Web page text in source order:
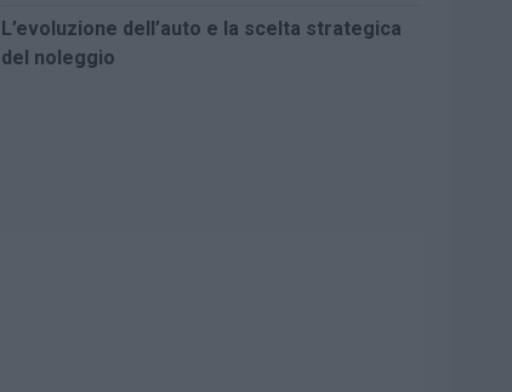
L’evoluzione dell’auto e la scelta strategica
del noleggio